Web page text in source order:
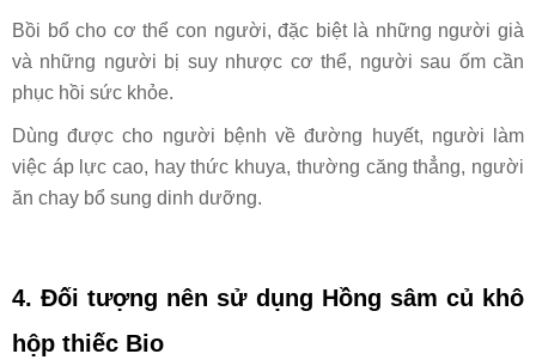
Bồi bổ cho cơ thể con người, đặc biệt là những người già
và những người bị suy nhược cơ thể, người sau ốm cần
phục hồi sức khỏe.
Dùng được cho người bệnh về đường huyết, người làm
việc áp lực cao, hay thức khuya, thường căng thẳng, người
ăn chay bổ sung dinh dưỡng.
4. Đối tượng nên sử dụng Hồng sâm củ khô
hộp thiếc Bio